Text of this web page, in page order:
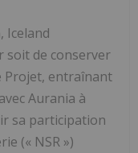
Iceland
soit de conserver
Projet, entraînant
Aurania à
sa participation
(« NSR »)